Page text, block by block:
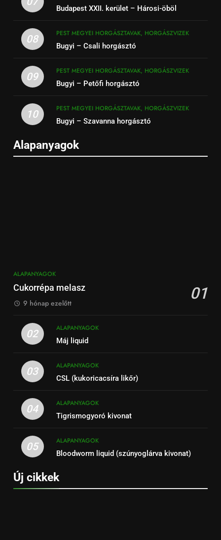
Budapest XXII. kerület – Hárosi-öböl
08
PEST MEGYEI HORGÁSZTAVAK, HORGÁSZVIZEK
Bugyi – Csali horgásztó
09
PEST MEGYEI HORGÁSZTAVAK, HORGÁSZVIZEK
Bugyi – Petőfi horgásztó
10
PEST MEGYEI HORGÁSZTAVAK, HORGÁSZVIZEK
Bugyi – Szavanna horgásztó
Alapanyagok
ALAPANYAGOK
Cukorrépa melasz 01
9 hónap ezelőtt
02
ALAPANYAGOK
Máj liquid
03
ALAPANYAGOK
CSL (kukoricacsíra likőr)
04
ALAPANYAGOK
Tigrismogyoró kivonat
05
ALAPANYAGOK
Bloodworm liquid (szúnyoglárva kivonat)
Új cikkek